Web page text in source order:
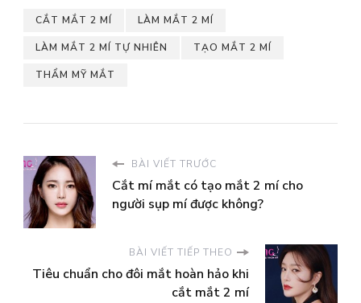
CẮT MẮT 2 MÍ LÀM MẮT 2 MÍ
LÀM MẮT 2 MÍ TỰ NHIÊN TẠO MẮT 2 MÍ
THẨM MỸ MẮT
BÀI VIẾT TRƯỚC
Cắt mí mắt có tạo mắt 2 mí cho
người sụp mí được không?
BÀI VIẾT TIẾP THEO
Tiêu chuẩn cho đôi mắt hoàn hảo khi
cắt mắt 2 mí